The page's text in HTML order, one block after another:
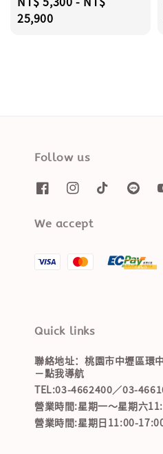
price
25,900
Follow us
We accept
Quick links
聯絡地址：桃園市中壢區環
－點我導航
TEL:03-4662400／03-
營業時間:星期一～星期六
營業時間:星期日11:00-